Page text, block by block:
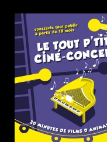
Contacts